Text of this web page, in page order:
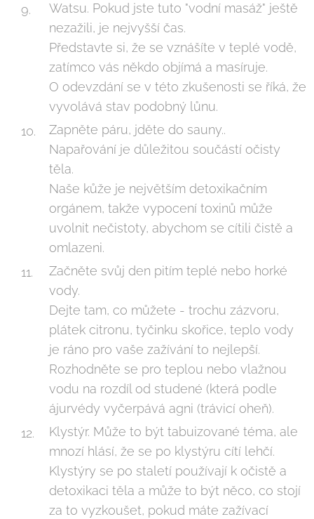
Watsu. Pokud jste tuto "vodní masáž" ještě
nezažili, je nejvyšší čas.
Představte si, že se vznášíte v teplé vodě,
zatímco vás někdo objímá a masíruje.
O odevzdání se v této zkušenosti se říká, že
vyvolává stav podobný lůnu.
Zapněte páru, jděte do sauny..
Napařování je důležitou součástí očisty
těla.
Naše kůže je největším detoxikačním
orgánem, takže vypocení toxinů může
uvolnit nečistoty, abychom se cítili čistě a
omlazeni.
Začněte svůj den pitím teplé nebo horké
vody.
Dejte tam, co můžete - trochu zázvoru,
plátek citronu, tyčinku skořice, teplo vody
je ráno pro vaše zažívání to nejlepší.
Rozhodněte se pro teplou nebo vlažnou
vodu na rozdíl od studené (která podle
ájurvédy vyčerpává agni (trávicí oheň).
Klystýr. Může to být tabuizované téma, ale
mnozí hlásí, že se po klystýru cítí lehčí.
Klystýry se po staletí používají k očistě a
detoxikaci těla a může to být něco, co stojí
za to vyzkoušet, pokud máte zažívací